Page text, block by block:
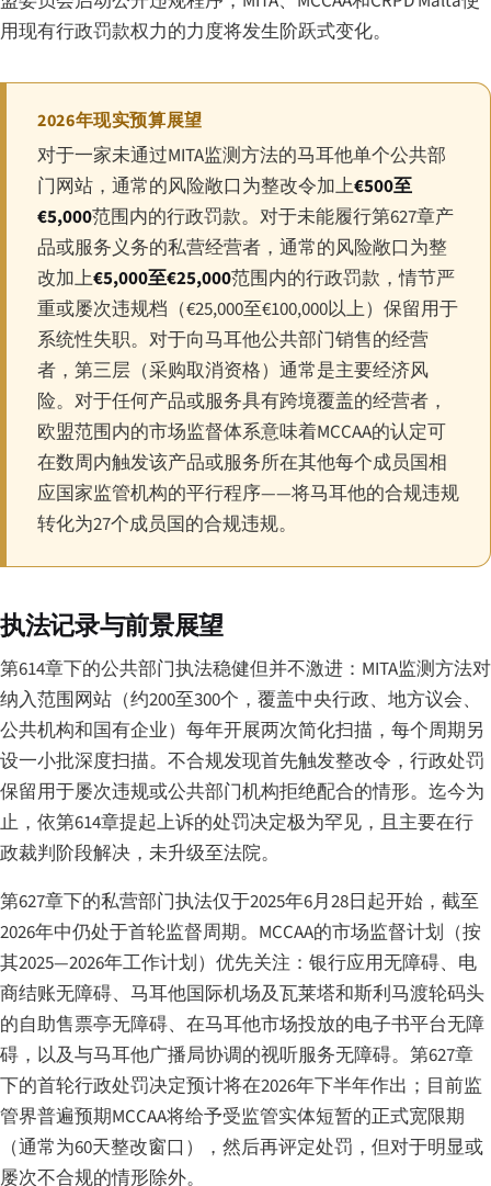
用现有行政罚款权力的力度将发生阶跃式变化。
2026年现实预算展望
对于一家未通过MITA监测方法的马耳他单个公共部
门网站，通常的风险敞口为整改令加上€500至
€5,000范围内的行政罚款。对于未能履行第627章产
品或服务义务的私营经营者，通常的风险敞口为整
改加上€5,000至€25,000范围内的行政罚款，情节严
重或屡次违规档（€25,000至€100,000以上）保留用于
系统性失职。对于向马耳他公共部门销售的经营
者，第三层（采购取消资格）通常是主要经济风
险。对于任何产品或服务具有跨境覆盖的经营者，
欧盟范围内的市场监督体系意味着MCCAA的认定可
在数周内触发该产品或服务所在其他每个成员国相
应国家监管机构的平行程序——将马耳他的合规违规
转化为27个成员国的合规违规。
执法记录与前景展望
第614章下的公共部门执法稳健但并不激进：MITA监测方法对
纳入范围网站（约200至300个，覆盖中央行政、地方议会、
公共机构和国有企业）每年开展两次简化扫描，每个周期另
设一小批深度扫描。不合规发现首先触发整改令，行政处罚
保留用于屡次违规或公共部门机构拒绝配合的情形。迄今为
止，依第614章提起上诉的处罚决定极为罕见，且主要在行
政裁判阶段解决，未升级至法院。
第627章下的私营部门执法仅于2025年6月28日起开始，截至
2026年中仍处于首轮监督周期。MCCAA的市场监督计划（按
其2025—2026年工作计划）优先关注：银行应用无障碍、电
商结账无障碍、马耳他国际机场及瓦莱塔和斯利马渡轮码头
的自助售票亭无障碍、在马耳他市场投放的电子书平台无障
碍，以及与马耳他广播局协调的视听服务无障碍。第627章
下的首轮行政处罚决定预计将在2026年下半年作出；目前监
管界普遍预期MCCAA将给予受监管实体短暂的正式宽限期
（通常为60天整改窗口），然后再评定处罚，但对于明显或
屡次不合规的情形除外。